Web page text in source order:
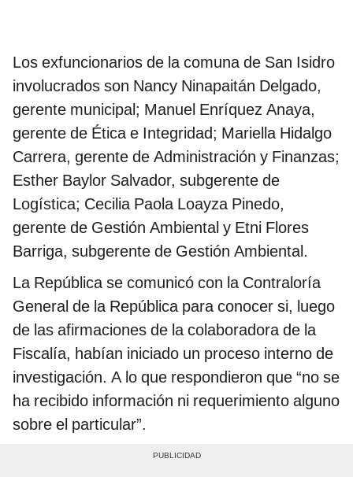
Los exfuncionarios de la comuna de San Isidro
involucrados son Nancy Ninapaitán Delgado,
gerente municipal; Manuel Enríquez Anaya,
gerente de Ética e Integridad; Mariella Hidalgo
Carrera, gerente de Administración y Finanzas;
Esther Baylor Salvador, subgerente de
Logística; Cecilia Paola Loayza Pinedo,
gerente de Gestión Ambiental y Etni Flores
Barriga, subgerente de Gestión Ambiental.
La República se comunicó con la Contraloría
General de la República para conocer si, luego
de las afirmaciones de la colaboradora de la
Fiscalía, habían iniciado un proceso interno de
investigación. A lo que respondieron que “no se
ha recibido información ni requerimiento alguno
sobre el particular”.